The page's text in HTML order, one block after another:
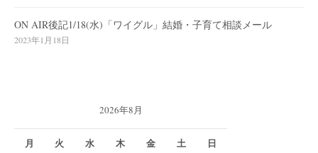
ON AIR後記1/18(水)「ワイグル」結婚・子育て相談メール
2023年1月18日
2026年8月
月 火 水 木 金 土 日